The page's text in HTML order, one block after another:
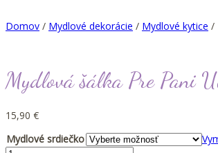
Domov / Mydlové dekorácie / Mydlové kytice /
Mydlová šálka Pre Pani
15,90 €
Mydlové srdiečko